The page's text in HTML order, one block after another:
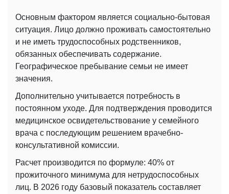
Основным фактором является социально-бытовая
ситуация. Лицо должно проживать самостоятельно
и не иметь трудоспособных родственников,
обязанных обеспечивать содержание.
Географическое пребывание семьи не имеет
значения.
Дополнительно учитывается потребность в
постоянном уходе. Для подтверждения проводится
медицинское освидетельствование у семейного
врача с последующим решением врачебно-
консультативной комиссии.
Расчет производится по формуле: 40% от
прожиточного минимума для нетрудоспособных
лиц. В 2026 году базовый показатель составляет